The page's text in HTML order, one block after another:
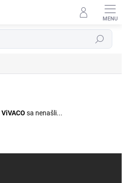
Hľadať
sa nenašli...